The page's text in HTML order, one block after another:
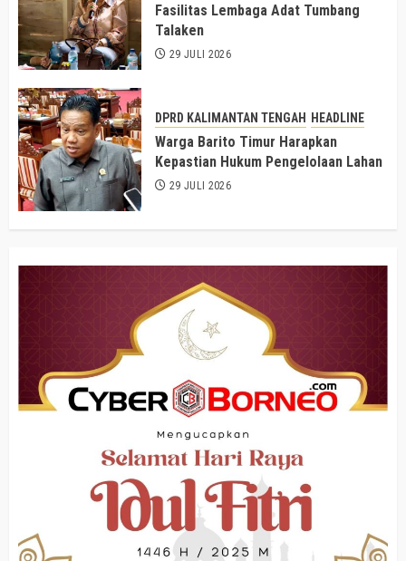
Fasilitas Lembaga Adat Tumbang
Talaken
29 JULI 2026
DPRD KALIMANTAN TENGAH HEADLINE
Warga Barito Timur Harapkan
Kepastian Hukum Pengelolaan Lahan
29 JULI 2026